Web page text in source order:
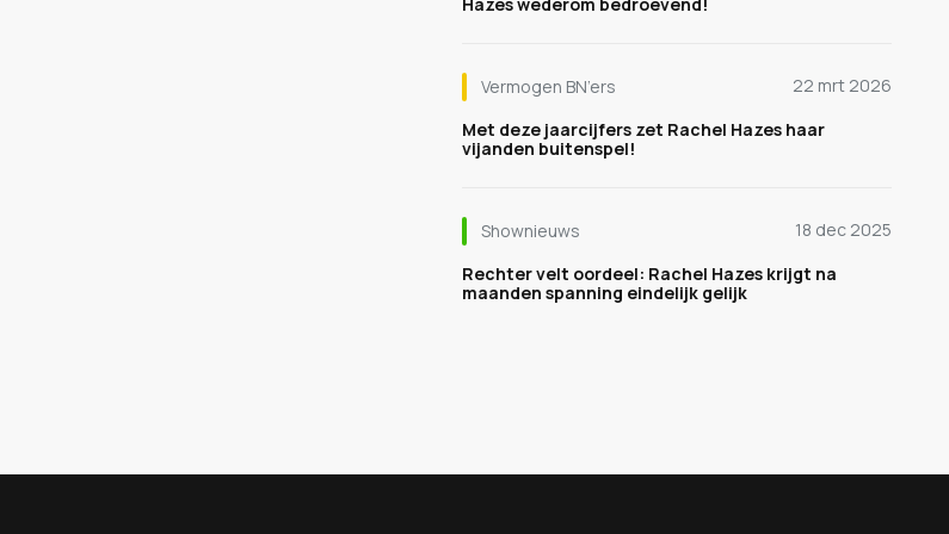
Vermogen BN’ers
22 mrt 2026
Met deze jaarcijfers zet Rachel Hazes haar
vijanden buitenspel!
Shownieuws
18 dec 2025
Rechter velt oordeel: Rachel Hazes krijgt na
maanden spanning eindelijk gelijk